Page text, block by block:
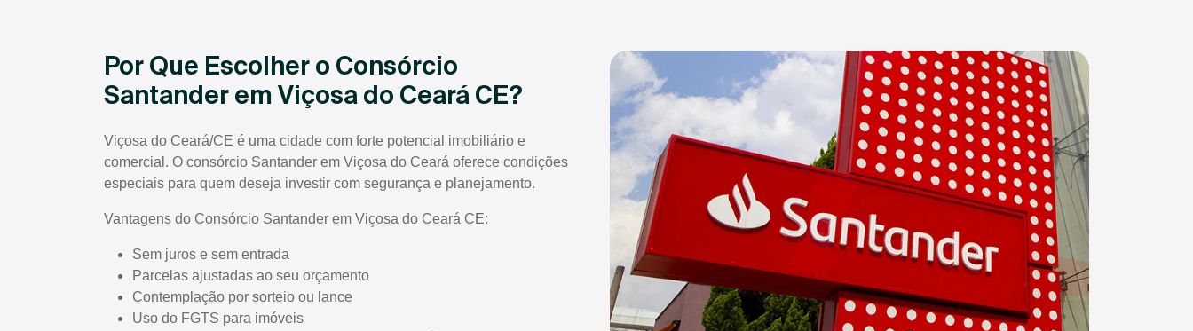
Por Que Escolher o Consórcio
Santander em Viçosa do Ceará CE?
Viçosa do Ceará/CE é uma cidade com forte potencial imobiliário e
comercial. O consórcio Santander em Viçosa do Ceará oferece condições
especiais para quem deseja investir com segurança e planejamento.
Vantagens do Consórcio Santander em Viçosa do Ceará CE:
Sem juros e sem entrada
Parcelas ajustadas ao seu orçamento
Contemplação por sorteio ou lance
Uso do FGTS para imóveis